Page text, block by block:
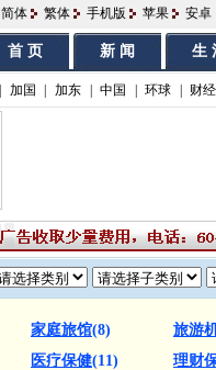
简体 繁体 手机版 苹果 安卓
首 页 新 闻 生
加国 加东 中国 环球 财经
家庭旅馆(8)
旅游
医疗保健(11)
理财